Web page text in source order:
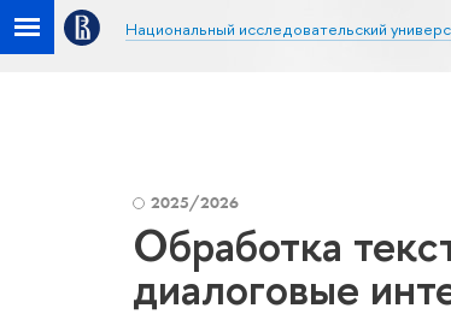
Национальный исследовательский
2025/2026
Обработка
диалоговые